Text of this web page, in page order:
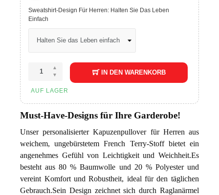
Sweatshirt-Design Für Herren: Halten Sie Das Leben
Einfach
IN DEN WARENKORB
AUF LAGER
Must-Have-Designs für Ihre Garderobe!
Unser personalisierter Kapuzenpullover für Herren aus
weichem, ungebürstetem French Terry-Stoff bietet ein
angenehmes Gefühl von Leichtigkeit und Weichheit.Es
besteht aus 80 % Baumwolle und 20 % Polyester und
vereint Komfort und Robustheit, ideal für den täglichen
Gebrauch.Sein Design zeichnet sich durch Raglanärmel